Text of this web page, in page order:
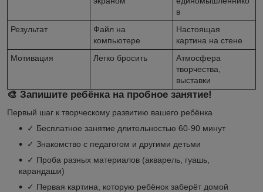
в
Результат
Файл на
компьютере
Настоящая
картина на стене
Мотивация
Легко бросить
Атмосфера
творчества,
выставки
🎨 Запишите ребёнка на пробное занятие!
Первый шаг к творческому развитию вашего ребёнка
✓ Бесплатное занятие длительностью 60-90 минут
✓ Знакомство с педагогом и другими детьми
✓ Проба разных материалов (акварель, гуашь,
карандаши)
✓ Первая картина, которую ребёнок заберёт домой